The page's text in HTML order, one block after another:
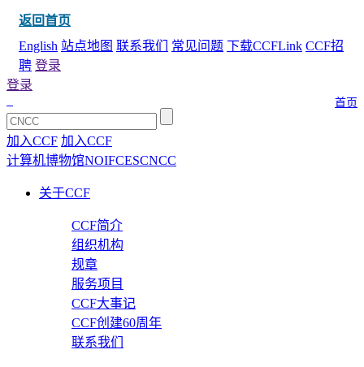
返回首页
English 站点地图 联系我们 常见问题 下载CCFLink CCF招
聘 登录
首页
登录
加入CCF 加入CCF
计算机博物馆NOIFCESCNCC
关于CCF
CCF简介
组织机构
规章
服务项目
CCF大事记
CCF创建60周年
联系我们